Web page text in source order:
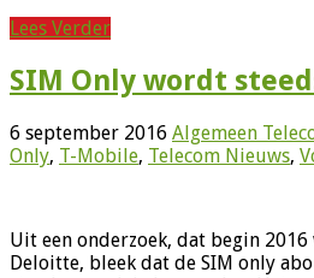
Lees Verder
SIM Only wordt
6 september 2016 Algemeen
Only, T-Mobile, Telecom Nieuws,
Uit een onderzoek, dat begin
Deloitte, bleek dat de SIM only